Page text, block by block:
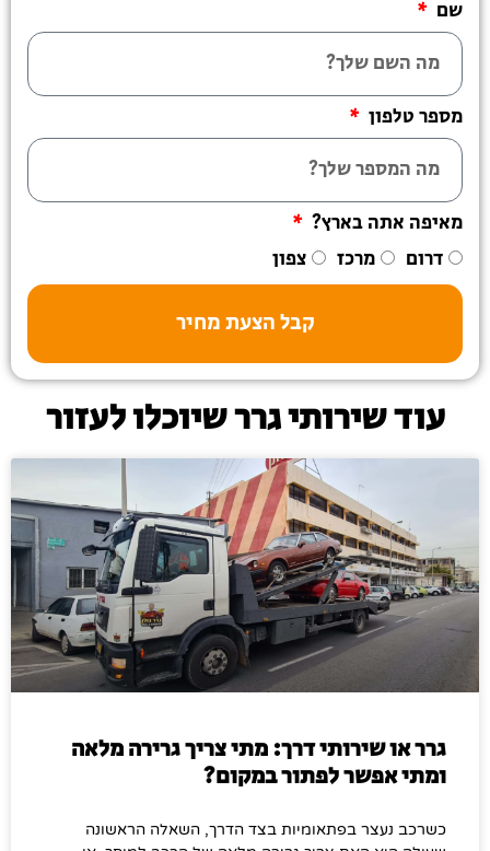
שם
מספר טלפון
מאיפה אתה בארץ?
דרום
מרכז צפון
קבל הצעת מחיר
עוד שירותי גרר שיוכלו לעזור
גרר או שירותי דרך: מתי צריך גרירה מלאה
ומתי אפשר לפתור במקום?
כשרכב נעצר בפתאומיות בצד הדרך, השאלה הראשונה